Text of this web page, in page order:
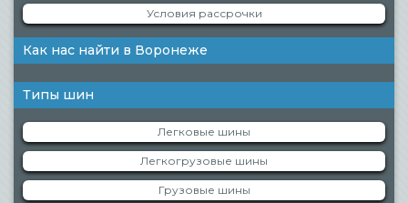
Условия рассрочки
Как нас найти в Воронеже
Типы шин
Легковые шины
Легкогрузовые шины
Грузовые шины